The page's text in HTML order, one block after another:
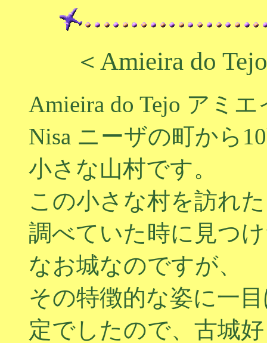
＜Amieira do
Amieira do Tejo アミ
Nisa ニーザの町から
小さな山村です。
この小さな村を訪れ
調べていた時に見つ
なお城なのですが、
その特徴的な姿に一
定でしたので、古城